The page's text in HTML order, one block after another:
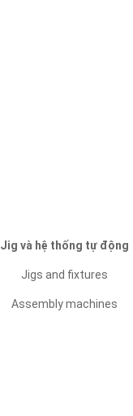
Jig và hệ thống tự động
Jigs and fixtures
Assembly machines